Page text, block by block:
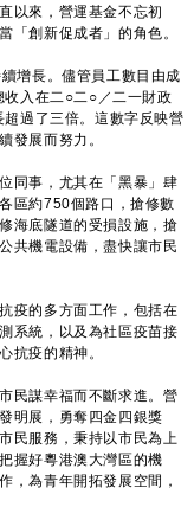
以來，營運基金不忘初
「創新促成者」的角色。
增長。儘管員工數目由成
入在二○二○／二一財政
過了三倍。這數字反映營
發展而努力。
事，尤其在「黑暴」肆
區約750個路口，搶修數
海底隧道的受損設施，搶
共機電設備，盡快讓市民
的多方面工作，包括在
系統，以及為社區疫苗接
抗疫的精神。
謀幸福而不斷求進。營
明展，勇奪四金四銀獎
民服務，秉持以市民為上
握好粵港澳大灣區的機
，為青年開拓發展空間，